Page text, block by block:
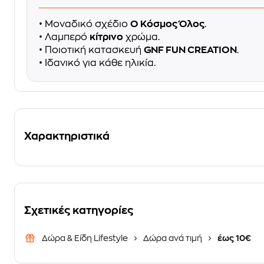
• Μοναδικό σχέδιο Ο Κόσμος Όλος.
• Λαμπερό κίτρινο χρώμα.
• Ποιοτική κατασκευή GNF FUN CREATION.
• Ιδανικό για κάθε ηλικία.
Χαρακτηριστικά
Σχετικές κατηγορίες
Δώρα & Είδη Lifestyle Δώρα ανά τιμή έως 10€